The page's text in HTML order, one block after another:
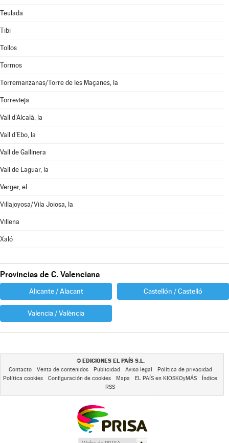
Teulada
Tibi
Tollos
Tormos
Torremanzanas/Torre de les Maçanes, la
Torrevieja
Vall d'Alcalà, la
Vall d'Ebo, la
Vall de Gallinera
Vall de Laguar, la
Verger, el
Villajoyosa/Vila Joiosa, la
Villena
Xaló
Provincias de C. Valenciana
Alicante / Alacant Castellón / Castelló
Valencia / València
© EDICIONES EL PAÍS S.L.
Contacto Venta de contenidos Publicidad Aviso legal
Política de privacidad
Política cookies
Configuración de cookies Mapa EL PAÍS en KIOSKOyMÁS
Índice
RSS